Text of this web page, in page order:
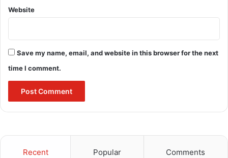
Website
Save my name, email, and website in this browser for the next
time I comment.
Recent Popular Comments